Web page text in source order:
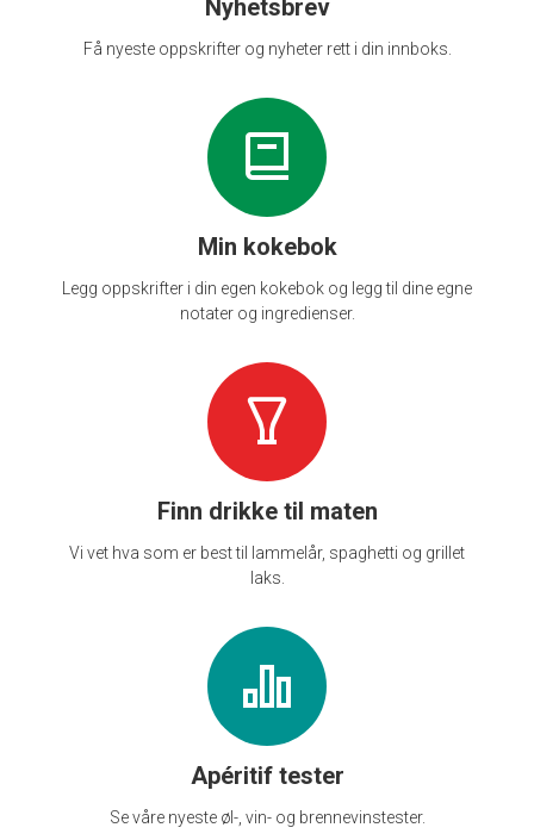
Nyhetsbrev
Få nyeste oppskrifter og nyheter rett i din innboks.
Min kokebok
Legg oppskrifter i din egen kokebok og legg til dine egne
notater og ingredienser.
Finn drikke til maten
Vi vet hva som er best til lammelår, spaghetti og grillet
laks.
Apéritif tester
Se våre nyeste øl-, vin- og brennevinstester.